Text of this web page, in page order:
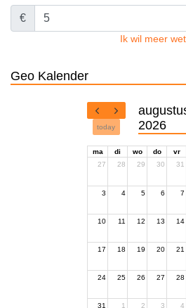
€
Ik wil meer
Geo Kalender
today
2026
ma di wo do vr
27
28 29 30 31
3 4 5 6 7
10 11 12 13 14
17 18 19 20 21
24 25 26 27 28
31 1 2 3 4